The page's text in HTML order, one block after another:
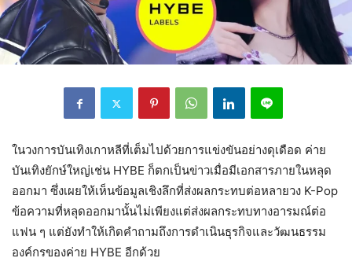
ในวงการบันเทิงเกาหลีที่เต็มไปด้วยการแข่งขันอย่างดุเดือด ค่าย
บันเทิงยักษ์ใหญ่เช่น HYBE ก็ตกเป็นข่าวเมื่อมีเอกสารภายในหลุด
ออกมา ซึ่งเผยให้เห็นข้อมูลเชิงลึกที่ส่งผลกระทบต่อหลายวง K-Pop
ข้อความที่หลุดออกมานั้นไม่เพียงแต่ส่งผลกระทบทางอารมณ์ต่อ
แฟน ๆ แต่ยังทำให้เกิดคำถามถึงการดำเนินธุรกิจและวัฒนธรรม
องค์กรของค่าย HYBE อีกด้วย